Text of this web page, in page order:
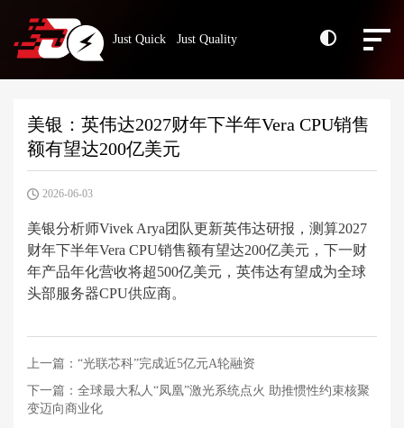
Just Quick Just Quality
美银：英伟达2027财年下半年Vera CPU销售
额有望达200亿美元
2026-06-03
美银分析师Vivek Arya团队更新英伟达研报，测算2027
财年下半年Vera CPU销售额有望达200亿美元，下一财
年产品年化营收将超500亿美元，英伟达有望成为全球
头部服务器CPU供应商。
上一篇： “光联芯科”完成近5亿元A轮融资
下一篇： 全球最大私人“凤凰”激光系统点火 助推惯性约束核聚
变迈向商业化